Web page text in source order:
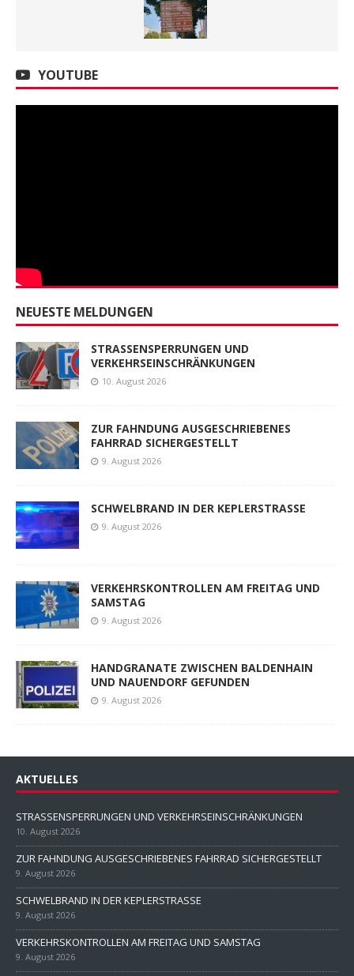
YOUTUBE
NEUESTE MELDUNGEN
STRASSENSPERRUNGEN UND
VERKEHRSEINSCHRÄNKUNGEN
10. August 2026
ZUR FAHNDUNG AUSGESCHRIEBENES
FAHRRAD SICHERGESTELLT
9. August 2026
SCHWELBRAND IN DER KEPLERSTRASSE
9. August 2026
VERKEHRSKONTROLLEN AM FREITAG UND
SAMSTAG
9. August 2026
HANDGRANATE ZWISCHEN BALDENHAIN
UND NAUENDORF GEFUNDEN
9. August 2026
AKTUELLES
STRASSENSPERRUNGEN UND VERKEHRSEINSCHRÄNKUNGEN
10. August 2026
ZUR FAHNDUNG AUSGESCHRIEBENES FAHRRAD SICHERGESTELLT
9. August 2026
SCHWELBRAND IN DER KEPLERSTRASSE
9. August 2026
VERKEHRSKONTROLLEN AM FREITAG UND SAMSTAG
9. August 2026